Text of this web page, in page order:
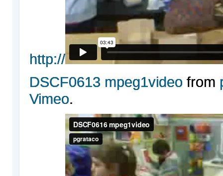
http://
DSCF0613 mpeg1video from
Vimeo.